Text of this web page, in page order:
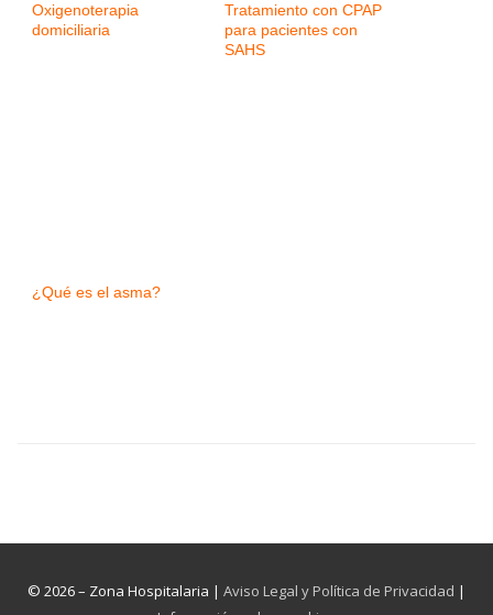
Oxigenoterapia
domiciliaria
Tratamiento con CPAP
para pacientes con
SAHS
¿Qué es el asma?
© 2026 – Zona Hospitalaria | Aviso Legal y Política de Privacidad |